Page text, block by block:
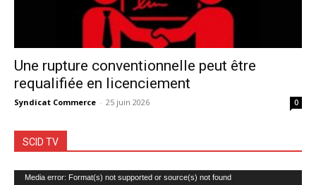
Une rupture conventionnelle peut être
requalifiée en licenciement
Syndicat Commerce - 25 juin 2026 0
SCID TV
Lecteur
Media error: Format(s) not supported or source(s) not found